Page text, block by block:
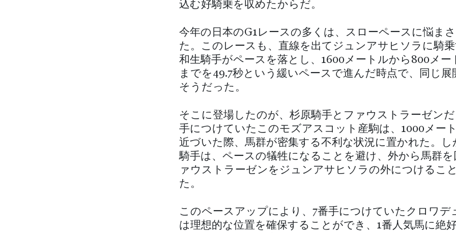
込む好騎乗を収めたからだ。
今年の日本のG1レースの多くは、スローペースに悩ま
た。このレースも、直線を出てジュンアサヒソラに騎
和生騎手がペースを落とし、1600メートルから800メー
までを49.7秒という緩いペースで進んだ時点で、同じ展
そうだった。
そこに登場したのが、杉原騎手とファウストラーゼンだ
手につけていたこのモズアスコット産駒は、1000メー
近づいた際、馬群が密集する不利な状況に置かれた。し
騎手は、ペースの犠牲になることを避け、外から馬群
ァウストラーゼンをジュンアサヒソラの外につけるこ
た。
このペースアップにより、7番手につけていたクロワデ
は理想的な位置を確保することができ、1番人気馬に絶